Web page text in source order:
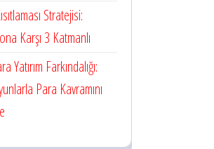
Stratejisi:
Karşı 3 Katmanlı
Yatırım Farkındalığı:
Para Kavramını